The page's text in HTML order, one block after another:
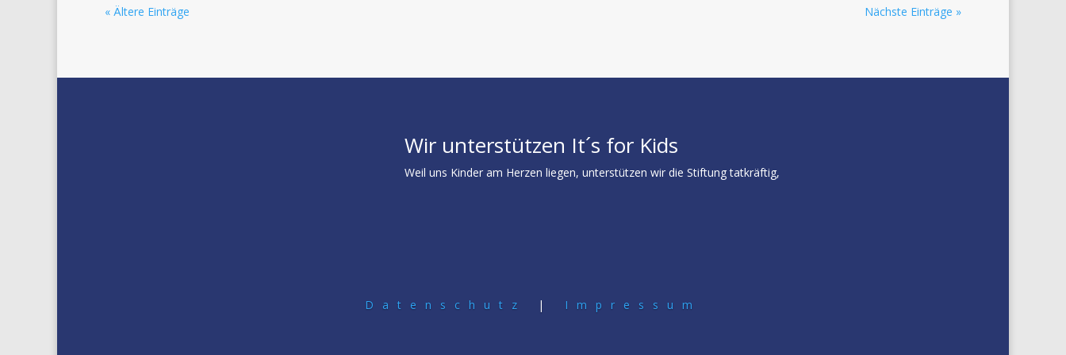
« Ältere Einträge Nächste Einträge »
Wir unterstützen It´s for Kids
Weil uns Kinder am Herzen liegen, unterstützen wir die Stiftung tatkräftig,
Datenschutz | Impressum